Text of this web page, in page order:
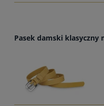
Pasek damski klasyczny